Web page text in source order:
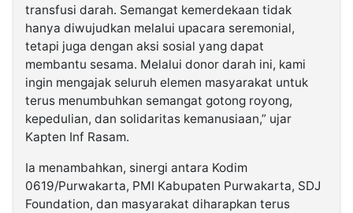
transfusi darah. Semangat kemerdekaan tidak
hanya diwujudkan melalui upacara seremonial,
tetapi juga dengan aksi sosial yang dapat
membantu sesama. Melalui donor darah ini, kami
ingin mengajak seluruh elemen masyarakat untuk
terus menumbuhkan semangat gotong royong,
kepedulian, dan solidaritas kemanusiaan,” ujar
Kapten Inf Rasam.
Ia menambahkan, sinergi antara Kodim
0619/Purwakarta, PMI Kabupaten Purwakarta, SDJ
Foundation, dan masyarakat diharapkan terus